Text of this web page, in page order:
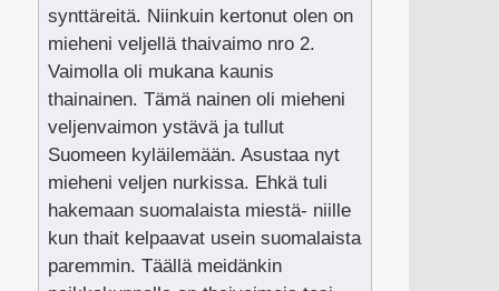
synttäreitä. Niinkuin kertonut olen on
mieheni veljellä thaivaimo nro 2.
Vaimolla oli mukana kaunis
thainainen. Tämä nainen oli mieheni
veljenvaimon ystävä ja tullut
Suomeen kyläilemään. Asustaa nyt
mieheni veljen nurkissa. Ehkä tuli
hakemaan suomalaista miestä- niille
kun thait kelpaavat usein suomalaista
paremmin. Täällä meidänkin